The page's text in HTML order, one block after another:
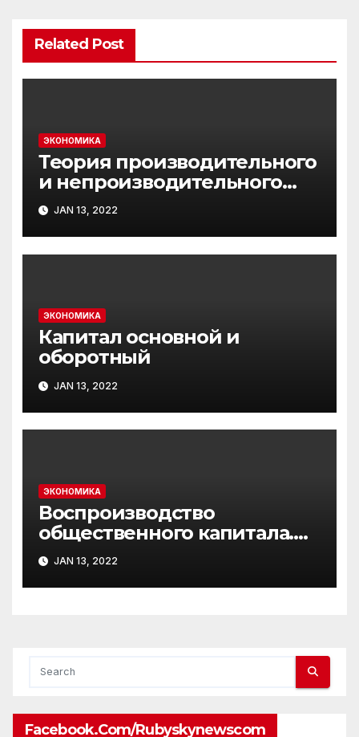
Related Post
ЭКОНОМИКА
Теория производительного
и непроизводительного
труда
JAN 13, 2022
ЭКОНОМИКА
Капитал основной и
оборотный
JAN 13, 2022
ЭКОНОМИКА
Воспроизводство
общественного капитала.
Догма А. Смита
JAN 13, 2022
Facebook.com/rubyskynewscom